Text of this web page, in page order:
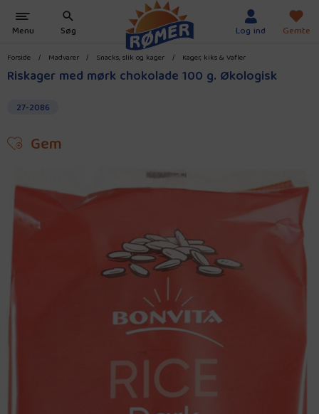
Forside / Madvarer / Snacks, slik og kager / Kager, kiks & Vafler
Riskager med mørk chokolade 100 g. Økologisk
27-2086